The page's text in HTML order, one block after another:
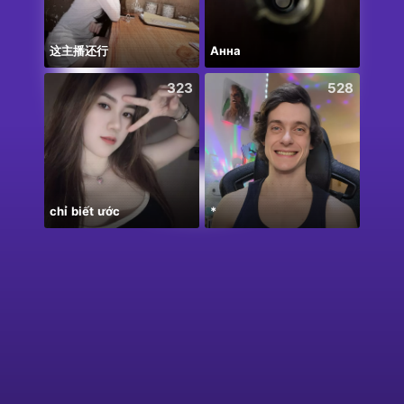
这主播还行 Анна
323
chỉ biết ước
528
*